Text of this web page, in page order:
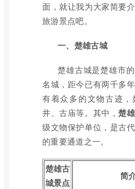
面，就让我为大家简要
旅游景点吧。
一、楚雄古城
楚雄古城是楚雄市
名城，距今已有两千多
有着众多的文物古迹
井、古庙等。其中，楚
级文物保护单位，是古
的重要通道之一。
楚雄古
城景点
简